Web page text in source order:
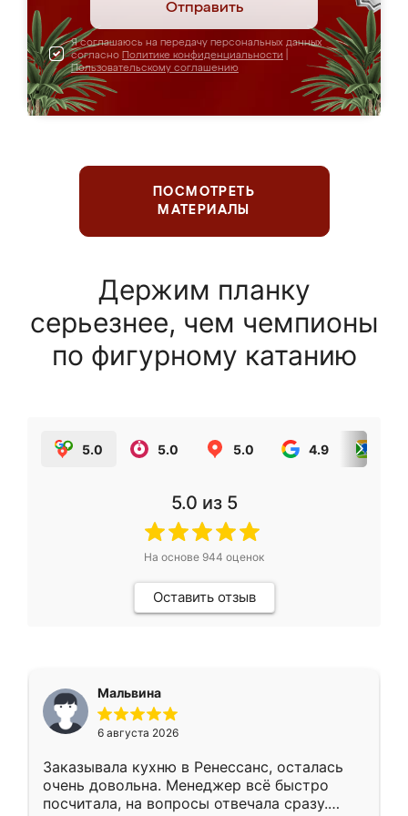
Отправить
Я соглашаюсь на передачу персональных данных
согласно Политике конфиденциальности
Пользовательскому соглашению
ПОСМОТРЕТЬ
МАТЕРИАЛЫ
Держим планку
серьезнее, чем чемпионы
по фигурному катанию
5.0 5.0 5.0 4.9
5.0 из 5
На основе 944 оценок
Оставить отзыв
Мальвина
6 августа 2026
Заказывала кухню в Ренессанс, осталась
очень довольна. Менеджер всё быстро
посчитала, на вопросы отвечала сразу.